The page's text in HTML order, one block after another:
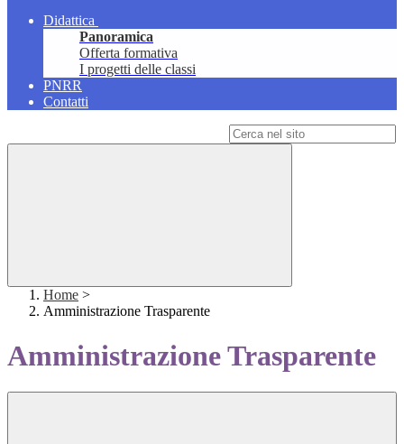
Didattica
Panoramica
Offerta formativa
I progetti delle classi
PNRR
Contatti
Home >
Amministrazione Trasparente
Amministrazione Trasparente